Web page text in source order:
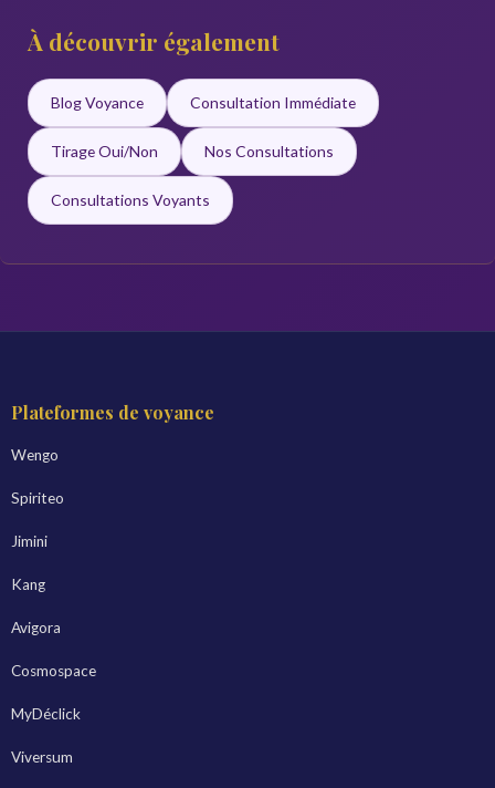
À découvrir également
Blog Voyance Consultation Immédiate
Tirage Oui/Non Nos Consultations
Consultations Voyants
Plateformes de voyance
Wengo
Spiriteo
Jimini
Kang
Avigora
Cosmospace
MyDéclick
Viversum